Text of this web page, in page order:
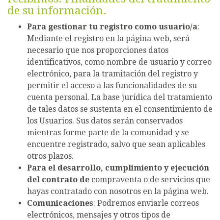
de su información.
Para gestionar tu registro como usuario/a:
Mediante el registro en la página web, será
necesario que nos proporciones datos
identificativos, como nombre de usuario y correo
electrónico, para la tramitación del registro y
permitir el acceso a las funcionalidades de su
cuenta personal. La base jurídica del tratamiento
de tales datos se sustenta en el consentimiento de
los Usuarios. Sus datos serán conservados
mientras forme parte de la comunidad y se
encuentre registrado, salvo que sean aplicables
otros plazos.
Para el desarrollo, cumplimiento y ejecución
del contrato de compraventa o de servicios que
hayas contratado con nosotros en la página web.
Comunicaciones: Podremos enviarle correos
electrónicos, mensajes y otros tipos de